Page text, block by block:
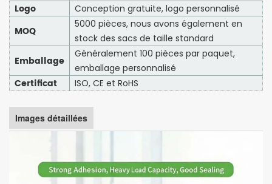
Logo Conception gratuite, logo personnalisé
MOQ
5000 pièces, nous avons également en
stock des sacs de taille standard
Emballage
Généralement 100 pièces par paquet,
emballage personnalisé
Certificat ISO, CE et RoHS
Images détaillées